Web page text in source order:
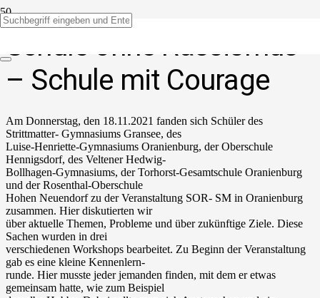
Schule ohne Rassismus
– Schule mit Courage
Am Donnerstag, den 18.11.2021 fanden sich Schüler des
Strittmatter- Gymnasiums Gransee, des
Luise-Henriette-Gymnasiums Oranienburg, der Oberschule
Hennigsdorf, des Veltener Hedwig-
Bollhagen-Gymnasiums, der Torhorst-Gesamtschule Oranienburg
und der Rosenthal-Oberschule
Hohen Neuendorf zu der Veranstaltung SOR- SM in Oranienburg
zusammen. Hier diskutierten wir
über aktuelle Themen, Probleme und über zukünftige Ziele. Diese
Sachen wurden in drei
verschiedenen Workshops bearbeitet. Zu Beginn der Veranstaltung
gab es eine kleine Kennenlern-
runde. Hier musste jeder jemanden finden, mit dem er etwas
gemeinsam hatte, wie zum Beispiel